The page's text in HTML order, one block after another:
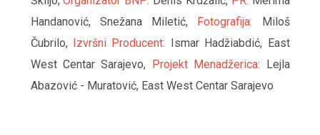
Handanović, Snežana Miletić,
Fotografija:
Miloš
Čubrilo,Izvršni Producent:
Ismar Hadžiabdić, East
West Centar Sarajevo,
Projekt Menadžerica:
Lejla
Abazović - Muratović, East West Centar Sarajevo